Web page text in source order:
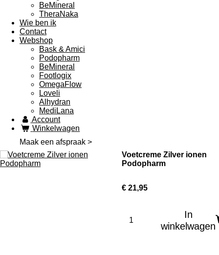
BeMineral
TheraNaka
Wie ben ik
Contact
Webshop
Bask & Amici
Podopharm
BeMineral
Footlogix
OmegaFlow
Loveli
Alhydran
MediLana
Account
Winkelwagen
Maak een afspraak >
Voetcreme Zilver ionen
Podopharm
€ 21,95
In
winkelwagen